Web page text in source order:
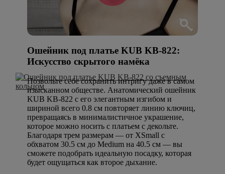
Ошейник под платье KUB KB-822:
Искусство скрытого намёка
Позвольте себе сохранить интригу даже в самом
изысканном обществе. Анатомический ошейник
KUB KB-822 с его элегантным изгибом и
шириной всего 0.8 см повторяет линию ключиц,
превращаясь в минималистичное украшение,
которое можно носить с платьем с декольте.
Благодаря трем размерам — от XSmall с
обхватом 30.5 см до Medium на 40.5 см — вы
сможете подобрать идеальную посадку, которая
будет ощущаться как второе дыхание.